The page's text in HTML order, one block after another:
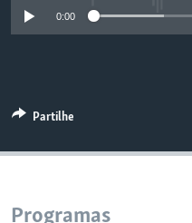
0:00
Partilhe
Programas